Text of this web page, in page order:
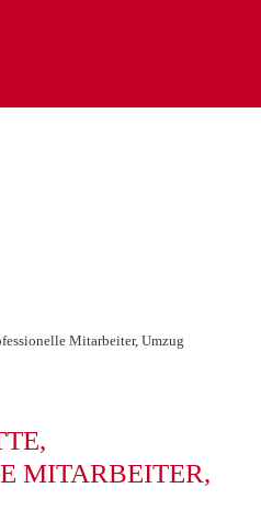
Mitarbeiter, Umzug
MITARBEITER,